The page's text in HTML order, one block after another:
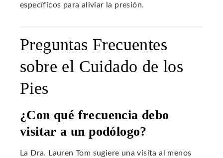
específicos para aliviar la presión.
Preguntas Frecuentes
sobre el Cuidado de los
Pies
¿Con qué frecuencia debo
visitar a un podólogo?
La Dra. Lauren Tom sugiere una visita al menos